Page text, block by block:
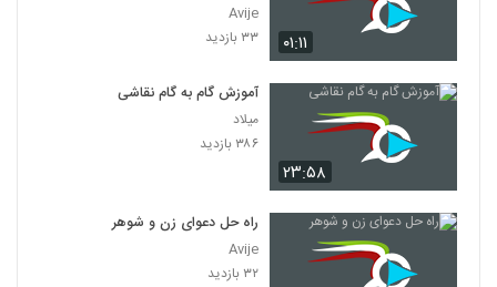
۰۱:۱۱
Avije
۳۳ بازدید
۲۳:۵۸
آموزش گام به گام نقاشی
میلاد
۳۸۶ بازدید
راه حل دعوای زن و شوهر
Avije
۳۲ بازدید